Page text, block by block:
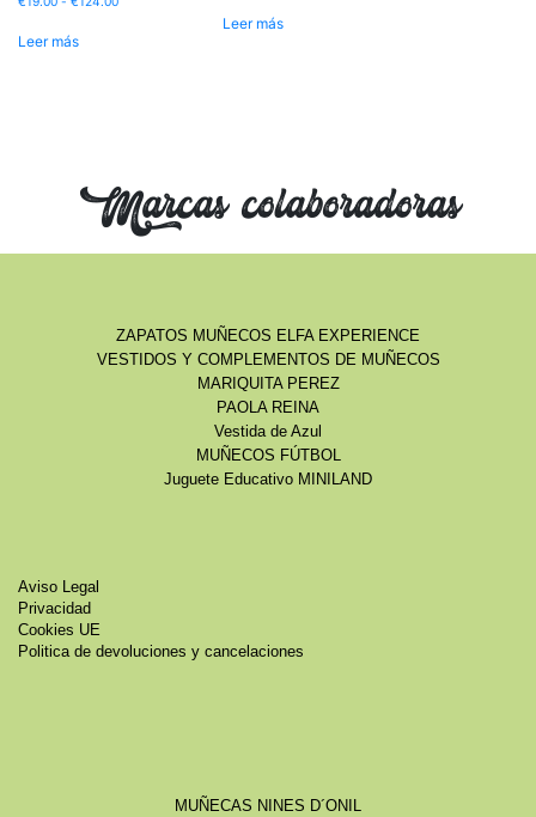
Leer más
Leer más
Marcas colaboradoras
ZAPATOS MUÑECOS ELFA EXPERIENCE
VESTIDOS Y COMPLEMENTOS DE MUÑECOS
MARIQUITA PEREZ
PAOLA REINA
Vestida de Azul
MUÑECOS FÚTBOL
Juguete Educativo MINILAND
Aviso Legal
Privacidad
Cookies UE
Politica de devoluciones y cancelaciones
MUÑECAS NINES D´ONIL